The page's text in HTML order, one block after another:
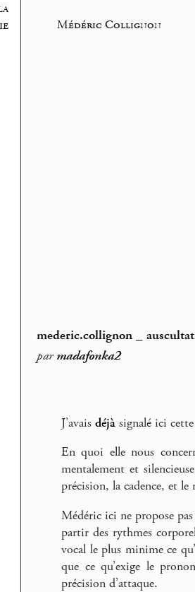
Médéric Collignon
mederic.collignon _
parmadafonka2
J’avais déjà signalé ici
En quoi elle nous
mentalement et
précision, la cadence, et
Médéric ici ne propose
partir des rythmes
vocal le plus minime ce
que ce qu’exige le
précision d’attaque.